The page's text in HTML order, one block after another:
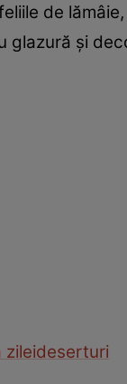
de
glazură şi
zileideserturi